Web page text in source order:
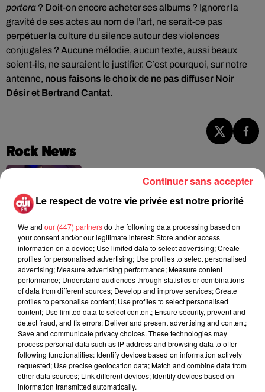
portera ? Doit-on encore acheter ses albums ? Ignorer la
gravité de ses actes au nom de l’art, ne serait-ce pas
perpétuer la culture du silence autour des violences
conjugales ? Aucune mélodie, aucun texte, aussi beaux
soient-ils, ne sauraient le justifier. C’est pourquoi, sur notre
antenne, nous faisons le choix de ne pas diffuser Noir
Désir et Bertrand Cantat.
Rock News
interprétée lors des...
6 août 2026
Weezer prépare la sortie de son nouvel
album en dévoilant une...
5 août 2026
Queens of the Stone Age lance une ligne
téléphonique pour...
Le respect de votre vie privée est notre priorité
We and our (447) partnersdo the following data processing based on
your consent and/or our legitimate interest: Store and/or access
information on a device; Use limited data to select advertising; Create
profiles for personalised advertising; Use profiles to select personalised
advertising; Measure advertising performance; Measure content
performance; Understand audiences through statistics or combinations
of data from different sources; Develop and improve services; Create
profiles to personalise content; Use profiles to select personalised
content; Use limited data to select content; Ensure security, prevent and
detect fraud, and fix errors; Deliver and present advertising and content;
Save and communicate privacy choices. These technologies may
process personal data such as IP address and browsing data to offer
following functionalities: Identify devices based on information actively
requested; Use precise geolocation data; Match and combine data from
other data sources; Link different devices; Identify devices based on
information transmitted automatically.
Continuer sans accepter